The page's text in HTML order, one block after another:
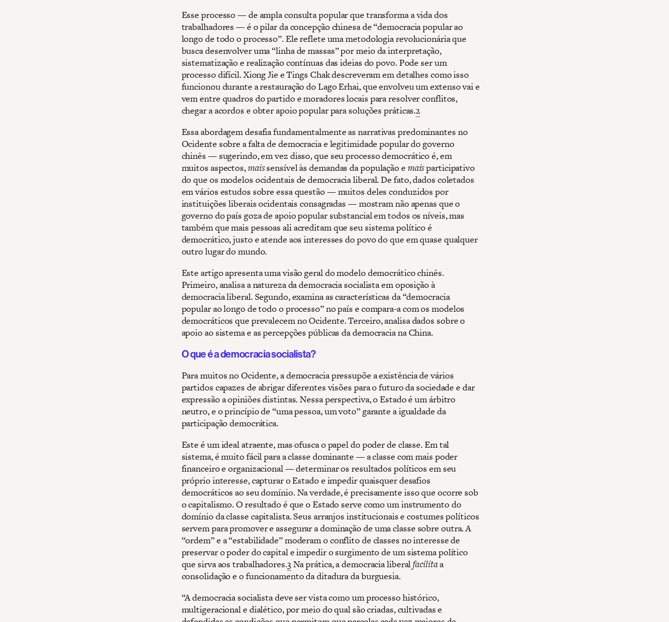
Esse processo — de ampla consulta popular que transforma a vida dos
trabalhadores — é o pilar da concepção chinesa de “democracia popular ao
longo de todo o processo”. Ele reflete uma metodologia revolucionária que
busca desenvolver uma “linha de massas” por meio da interpretação,
sistematização e realização contínuas das ideias do povo. Pode ser um
processo difícil. Xiong Jie e Tings Chak descreveram em detalhes como isso
funcionou durante a restauração do Lago Erhai, que envolveu um extenso vai e
vem entre quadros do partido e moradores locais para resolver conflitos,
chegar a acordos e obter apoio popular para soluções práticas.2
Essa abordagem desafia fundamentalmente as narrativas predominantes no
Ocidente sobre a falta de democracia e legitimidade popular do governo
chinês — sugerindo, em vez disso, que seu processo democrático é, em
muitos aspectos,maissensível às demandas da população e maisparticipativo
do que os modelos ocidentais de democracia liberal. De fato, dados coletados
em vários estudos sobre essa questão — muitos deles conduzidos por
instituições liberais ocidentais consagradas — mostram não apenas que o
governo do país goza de apoio popular substancial em todos os níveis, mas
também que mais pessoas ali acreditam que seu sistema político é
democrático, justo e atende aos interesses do povo do que em quase qualquer
outro lugar do mundo.
Este artigo apresenta uma visão geral do modelo democrático chinês.
Primeiro, analisa a natureza da democracia socialista em oposição à
democracia liberal. Segundo, examina as características da “democracia
popular ao longo de todo o processo” no país e compara-a com os modelos
democráticos que prevalecem no Ocidente. Terceiro, analisa dados sobre o
apoio ao sistema e as percepções públicas da democracia na China.
O que é a democracia socialista?
Para muitos no Ocidente, a democracia pressupõe a existência de vários
partidos capazes de abrigar diferentes visões para o futuro da sociedade e dar
expressão a opiniões distintas. Nessa perspectiva, o Estado é um árbitro
neutro, e o princípio de “uma pessoa, um voto” garante a igualdade da
participação democrática.
Este é um ideal atraente, mas ofusca o papel do poder de classe. Em tal
sistema, é muito fácil para a classe dominante — a classe com mais poder
financeiro e organizacional — determinar os resultados políticos em seu
próprio interesse, capturar o Estado e impedir quaisquer desafios
democráticos ao seu domínio. Na verdade, é precisamente isso que ocorre sob
o capitalismo. O resultado é que o Estado serve como um instrumento do
domínio da classe capitalista. Seus arranjos institucionais e costumes políticos
servem para promover e assegurar a dominação de uma classe sobre outra. A
“ordem” e a “estabilidade” moderam o conflito de classes no interesse de
preservar o poder do capital e impedir o surgimento de um sistema político
que sirva aos trabalhadores.3Na prática, a democracia liberalfacilitaa
consolidação e o funcionamento da ditadura da burguesia.
“A democracia socialista deve ser vista como um processo histórico,
multigeracional e dialético, por meio do qual são criadas, cultivadas e